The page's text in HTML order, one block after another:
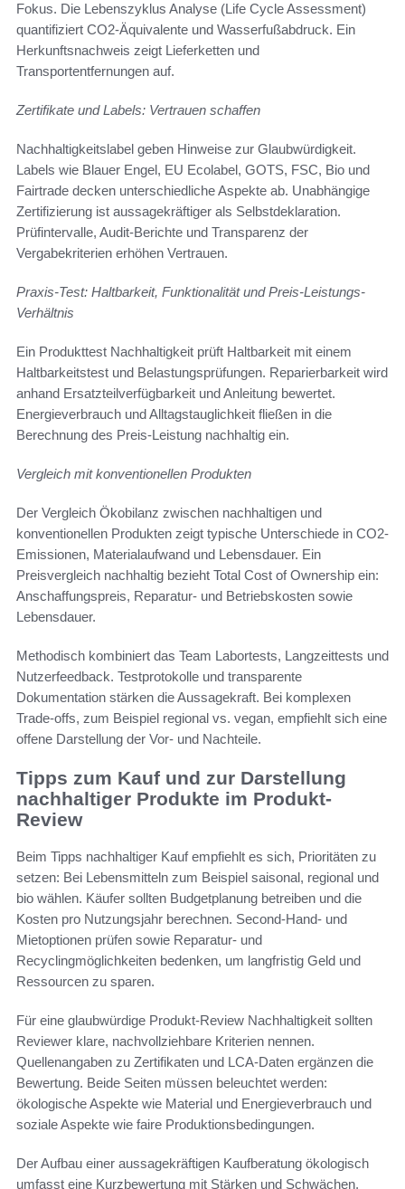
Fokus. Die Lebenszyklus Analyse (Life Cycle Assessment)
quantifiziert CO2-Äquivalente und Wasserfußabdruck. Ein
Herkunftsnachweis zeigt Lieferketten und
Transportentfernungen auf.
Zertifikate und Labels: Vertrauen schaffen
Nachhaltigkeitslabel geben Hinweise zur Glaubwürdigkeit.
Labels wie Blauer Engel, EU Ecolabel, GOTS, FSC, Bio und
Fairtrade decken unterschiedliche Aspekte ab. Unabhängige
Zertifizierung ist aussagekräftiger als Selbstdeklaration.
Prüfintervalle, Audit-Berichte und Transparenz der
Vergabekriterien erhöhen Vertrauen.
Praxis-Test: Haltbarkeit, Funktionalität und Preis-Leistungs-
Verhältnis
Ein Produkttest Nachhaltigkeit prüft Haltbarkeit mit einem
Haltbarkeitstest und Belastungsprüfungen. Reparierbarkeit wird
anhand Ersatzteilverfügbarkeit und Anleitung bewertet.
Energieverbrauch und Alltagstauglichkeit fließen in die
Berechnung des Preis-Leistung nachhaltig ein.
Vergleich mit konventionellen Produkten
Der Vergleich Ökobilanz zwischen nachhaltigen und
konventionellen Produkten zeigt typische Unterschiede in CO2-
Emissionen, Materialaufwand und Lebensdauer. Ein
Preisvergleich nachhaltig bezieht Total Cost of Ownership ein:
Anschaffungspreis, Reparatur- und Betriebskosten sowie
Lebensdauer.
Methodisch kombiniert das Team Labortests, Langzeittests und
Nutzerfeedback. Testprotokolle und transparente
Dokumentation stärken die Aussagekraft. Bei komplexen
Trade-offs, zum Beispiel regional vs. vegan, empfiehlt sich eine
offene Darstellung der Vor- und Nachteile.
Tipps zum Kauf und zur Darstellung
nachhaltiger Produkte im Produkt-
Review
Beim Tipps nachhaltiger Kauf empfiehlt es sich, Prioritäten zu
setzen: Bei Lebensmitteln zum Beispiel saisonal, regional und
bio wählen. Käufer sollten Budgetplanung betreiben und die
Kosten pro Nutzungsjahr berechnen. Second-Hand- und
Mietoptionen prüfen sowie Reparatur- und
Recyclingmöglichkeiten bedenken, um langfristig Geld und
Ressourcen zu sparen.
Für eine glaubwürdige Produkt-Review Nachhaltigkeit sollten
Reviewer klare, nachvollziehbare Kriterien nennen.
Quellenangaben zu Zertifikaten und LCA-Daten ergänzen die
Bewertung. Beide Seiten müssen beleuchtet werden:
ökologische Aspekte wie Material und Energieverbrauch und
soziale Aspekte wie faire Produktionsbedingungen.
Der Aufbau einer aussagekräftigen Kaufberatung ökologisch
umfasst eine Kurzbewertung mit Stärken und Schwächen,